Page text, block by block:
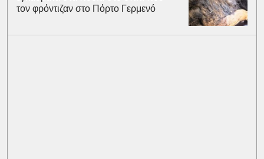
τον φρόντιζαν στο Πόρτο Γερμενό